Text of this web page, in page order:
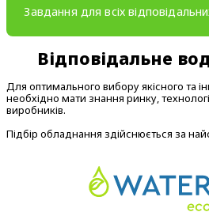
Завдання для всіх
Відповідальне
Для оптимального вибору якісного та
необхідно мати знання ринку,
виробників.
Підбір обладнання здійснюється за